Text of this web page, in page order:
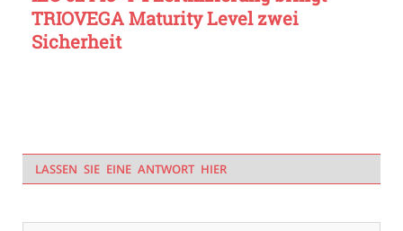
TRIOVEGA Maturity Level zwei
Sicherheit
LASSEN SIE EINE ANTWORT HIER